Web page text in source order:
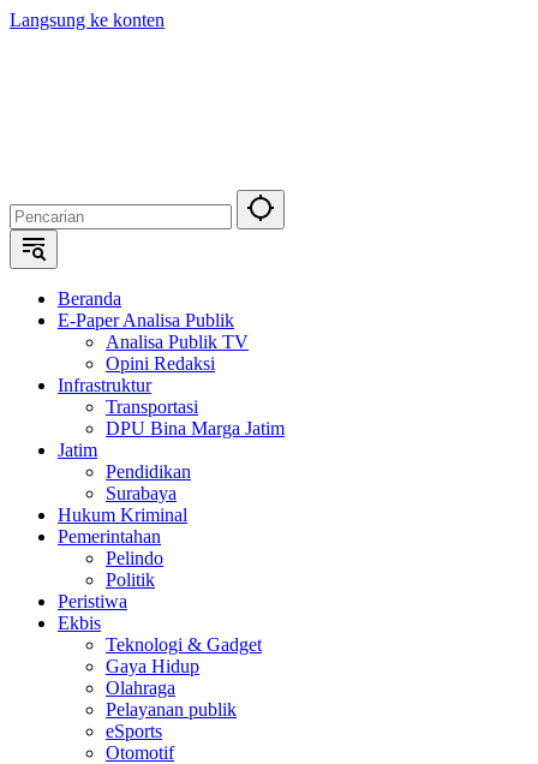
Langsung ke konten
Beranda
E-Paper Analisa Publik
Analisa Publik TV
Opini Redaksi
Infrastruktur
Transportasi
DPU Bina Marga Jatim
Jatim
Pendidikan
Surabaya
Hukum Kriminal
Pemerintahan
Pelindo
Politik
Peristiwa
Ekbis
Teknologi & Gadget
Gaya Hidup
Olahraga
Pelayanan publik
eSports
Otomotif